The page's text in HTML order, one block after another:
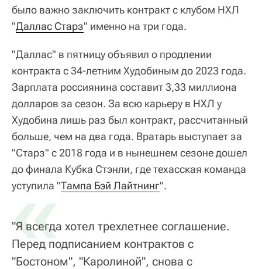
было важно заключить контракт с клубом НХЛ
"Даллас Старз" именно на три года.
"Даллас" в пятницу объявил о продлении
контракта с 34-летним Худобиным до 2023 года.
Зарплата россиянина составит 3,33 миллиона
долларов за сезон. За всю карьеру в НХЛ у
Худобина лишь раз был контракт, рассчитанный
больше, чем на два года. Вратарь выступает за
"Старз" с 2018 года и в нынешнем сезоне дошел
до финала Кубка Стэнли, где техасская команда
уступила "Тампа Бэй Лайтнинг".
«
"Я всегда хотел трехлетнее соглашение.
Перед подписанием контрактов с
"Бостоном", "Каролиной", снова с